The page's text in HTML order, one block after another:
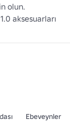
olun.
aksesuarları
Ebeveynler